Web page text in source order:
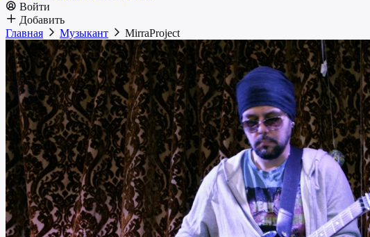
Войти
Добавить
Главная
Музыкант MirraProject